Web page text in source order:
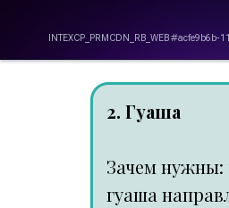
2. Гуаша
Зачем нужны:
гуаша